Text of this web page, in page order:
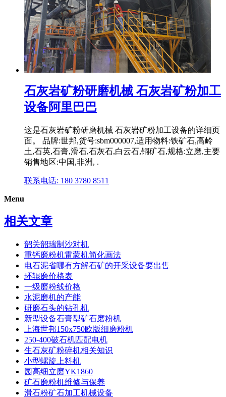
石灰岩矿粉研磨机械 石灰岩矿粉加工
设备阿里巴巴
这是石灰岩矿粉研磨机械 石灰岩矿粉加工设备的详细页
面。 品牌:世邦,货号:sbm000007,适用物料:铁矿石,高岭
土,石英,石膏,滑石,石灰石,白云石,铜矿石,规格:立磨,主要
销售地区:中国,非洲, .
联系电话: 180 3780 8511
Menu
相关文章
韶关韶瑞制沙对机
重钙磨粉机雷蒙机简化画法
电石泥省哪有方解石矿的开采设备要出售
环辊磨价格表
一级磨粉线价格
水泥磨机的产能
研磨石头的钻孔机
新型设备石膏型矿石磨粉机
上海世邦150x750欧版细磨粉机
250-400破石机匹配电机
生石灰矿粉碎机相关知识
小型螺旋上料机
园高细立磨YK1860
矿石磨粉机维修与保养
滑石粉矿石加工机械设备